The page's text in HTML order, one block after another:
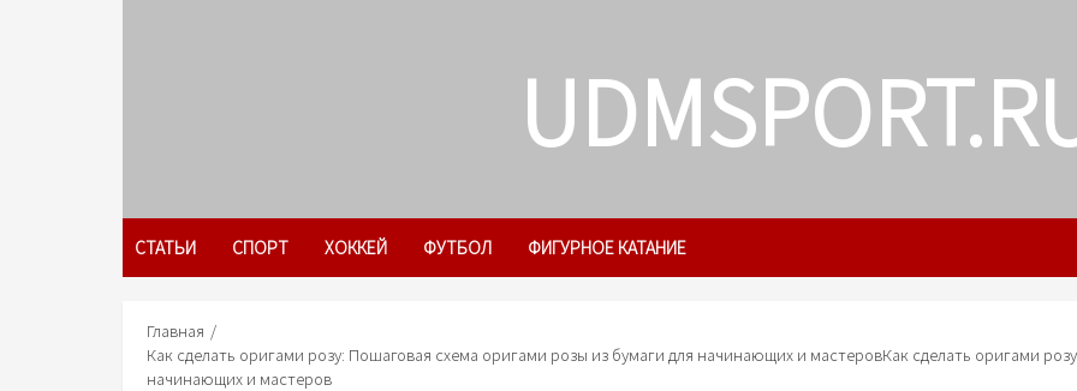
СТАТЬИ СПОРТ ХОККЕЙ ФУТБОЛ ФИГУРНОЕ КАТАНИЕ
Главная
Как сделать оригами розу: Пошаговая схема оригами розы из бумаги для начинающих и мастеровКак сделать оригами
начинающих и мастеров